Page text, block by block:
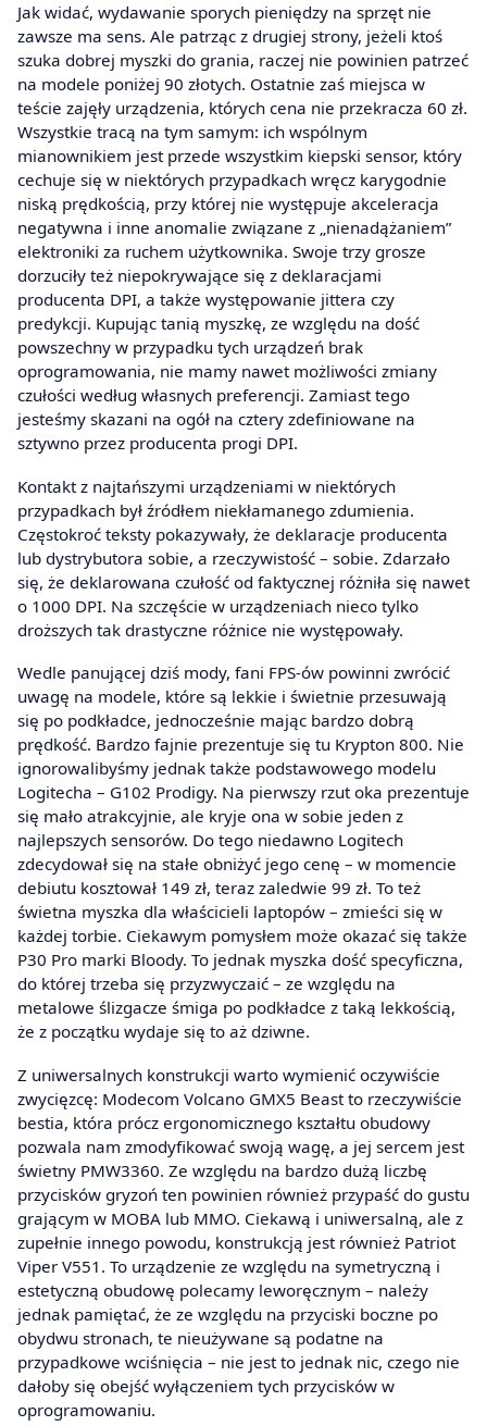
Jak widać, wydawanie sporych pieniędzy na sprzęt nie
zawsze ma sens. Ale patrząc z drugiej strony, jeżeli ktoś
szuka dobrej myszki do grania, raczej nie powinien patrzeć
na modele poniżej 90 złotych. Ostatnie zaś miejsca w
teście zajęły urządzenia, których cena nie przekracza 60 zł.
Wszystkie tracą na tym samym: ich wspólnym
mianownikiem jest przede wszystkim kiepski sensor, który
cechuje się w niektórych przypadkach wręcz karygodnie
niską prędkością, przy której nie występuje akceleracja
negatywna i inne anomalie związane z „nienadążaniem”
elektroniki za ruchem użytkownika. Swoje trzy grosze
dorzuciły też niepokrywające się z deklaracjami
producenta DPI, a także występowanie jittera czy
predykcji. Kupując tanią myszkę, ze względu na dość
powszechny w przypadku tych urządzeń brak
oprogramowania, nie mamy nawet możliwości zmiany
czułości według własnych preferencji. Zamiast tego
jesteśmy skazani na ogół na cztery zdefiniowane na
sztywno przez producenta progi DPI.
Kontakt z najtańszymi urządzeniami w niektórych
przypadkach był źródłem niekłamanego zdumienia.
Częstokroć teksty pokazywały, że deklaracje producenta
lub dystrybutora sobie, a rzeczywistość – sobie. Zdarzało
się, że deklarowana czułość od faktycznej różniła się nawet
o 1000 DPI. Na szczęście w urządzeniach nieco tylko
droższych tak drastyczne różnice nie występowały.
Wedle panującej dziś mody, fani FPS-ów powinni zwrócić
uwagę na modele, które są lekkie i świetnie przesuwają
się po podkładce, jednocześnie mając bardzo dobrą
prędkość. Bardzo fajnie prezentuje się tu Krypton 800. Nie
ignorowalibyśmy jednak także podstawowego modelu
Logitecha – G102 Prodigy. Na pierwszy rzut oka prezentuje
się mało atrakcyjnie, ale kryje ona w sobie jeden z
najlepszych sensorów. Do tego niedawno Logitech
zdecydował się na stałe obniżyć jego cenę – w momencie
debiutu kosztował 149 zł, teraz zaledwie 99 zł. To też
świetna myszka dla właścicieli laptopów – zmieści się w
każdej torbie. Ciekawym pomysłem może okazać się także
P30 Pro marki Bloody. To jednak myszka dość specyficzna,
do której trzeba się przyzwyczaić – ze względu na
metalowe ślizgacze śmiga po podkładce z taką lekkością,
że z początku wydaje się to aż dziwne.
Z uniwersalnych konstrukcji warto wymienić oczywiście
zwycięzcę: Modecom Volcano GMX5 Beast to rzeczywiście
bestia, która prócz ergonomicznego kształtu obudowy
pozwala nam zmodyfikować swoją wagę, a jej sercem jest
świetny PMW3360. Ze względu na bardzo dużą liczbę
przycisków gryzoń ten powinien również przypaść do gustu
grającym w MOBA lub MMO. Ciekawą i uniwersalną, ale z
zupełnie innego powodu, konstrukcją jest również Patriot
Viper V551. To urządzenie ze względu na symetryczną i
estetyczną obudowę polecamy leworęcznym – należy
jednak pamiętać, że ze względu na przyciski boczne po
obydwu stronach, te nieużywane są podatne na
przypadkowe wciśnięcia – nie jest to jednak nic, czego nie
dałoby się obejść wyłączeniem tych przycisków w
oprogramowaniu.